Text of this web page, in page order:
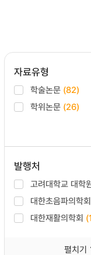
자료유형
학술논문 (82)
학위논문 (26)
발행처
고려대학교 대학
대한초음파의학회
대한재활의학회
펼치기